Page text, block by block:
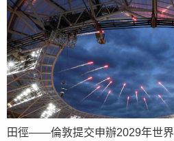
田徑——倫敦提交申辦2029年世